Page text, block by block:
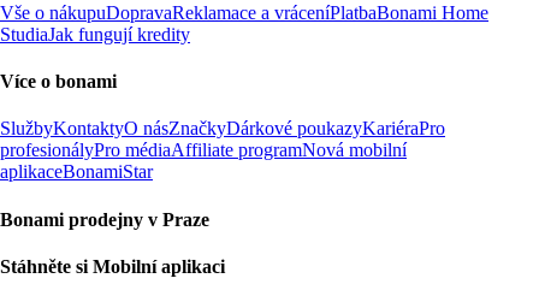
Vše o nákupuDopravaReklamace a vráceníPlatbaBonami Home
StudiaJak fungují kredity
Více o bonami
SlužbyKontaktyO násZnačkyDárkové poukazyKariéraPro
profesionályPro médiaAffiliate programNová mobilní
aplikaceBonamiStar
Bonami prodejny v Praze
Stáhněte si Mobilní aplikaci